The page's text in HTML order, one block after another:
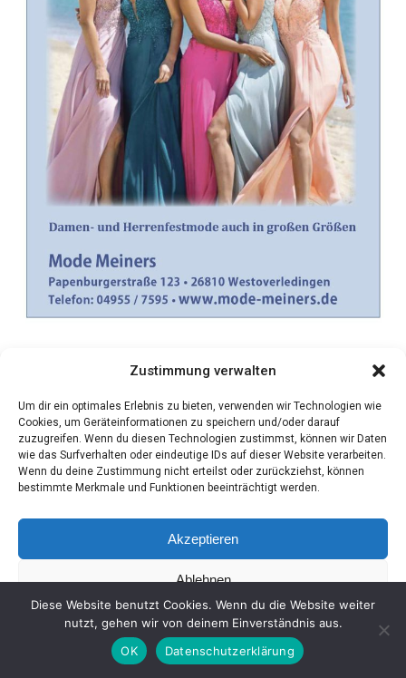
Zustimmung verwalten
Um dir ein optimales Erlebnis zu bieten, verwenden wir Technologien wie
Cookies, um Geräteinformationen zu speichern und/oder darauf
zuzugreifen. Wenn du diesen Technologien zustimmst, können wir Daten
wie das Surfverhalten oder eindeutige IDs auf dieser Website verarbeiten.
Wenn du deine Zustimmung nicht erteilst oder zurückziehst, können
bestimmte Merkmale und Funktionen beeinträchtigt werden.
Akzeptieren
Ablehnen
Einstellungen ansehen
Coo­kie-Richt­li­nieDaten­schutz Impres­sum
SHARE TWEET
Diese Website benutzt Cookies. Wenn du die Website weiter
nutzt, gehen wir von deinem Einverständnis aus.
OK
Datenschutzerklärung